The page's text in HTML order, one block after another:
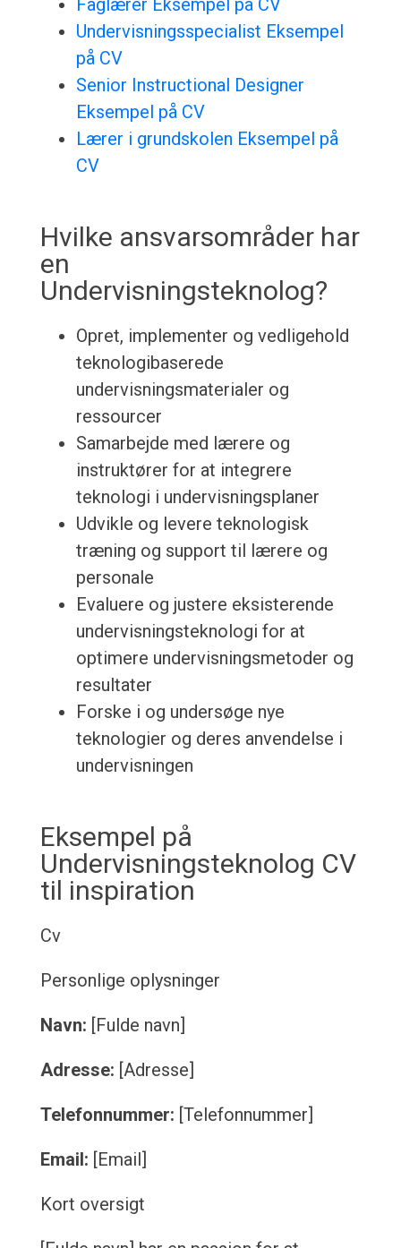
Faglærer Eksempel på CV
Undervisningsspecialist Eksempel
på CV
Senior Instructional Designer
Eksempel på CV
Lærer i grundskolen Eksempel på
CV
Hvilke ansvarsområder har
en
Undervisningsteknolog?
Opret, implementer og vedligehold
teknologibaserede
undervisningsmaterialer og
ressourcer
Samarbejde med lærere og
instruktører for at integrere
teknologi i undervisningsplaner
Udvikle og levere teknologisk
træning og support til lærere og
personale
Evaluere og justere eksisterende
undervisningsteknologi for at
optimere undervisningsmetoder og
resultater
Forske i og undersøge nye
teknologier og deres anvendelse i
undervisningen
Eksempel på
Undervisningsteknolog CV
til inspiration
Cv
Personlige oplysninger
Navn: [Fulde navn]
Adresse: [Adresse]
Telefonnummer: [Telefonnummer]
Email: [Email]
Kort oversigt